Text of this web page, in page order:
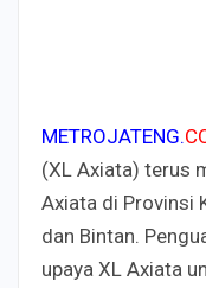
METROJATENG.
(XL Axiata) terus
Axiata di Provinsi
dan Bintan.
upaya XL Axiata